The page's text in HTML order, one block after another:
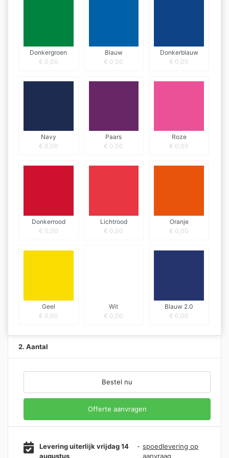
Donkergroen
€ 0,00
Blauw
€ 0,00
Donkerblauw
€ 0,00
Navy
€ 0,00
Paars
€ 0,00
Roze
€ 0,00
Donkerrood
€ 0,00
Lichtrood
€ 0,00
Oranje
€ 0,00
Geel
€ 0,00
Wit
€ 0,00
Blauw 2.0
€ 0,00
2. Aantal
Bestel nu
Offerte aanvragen
Levering uiterlijk vrijdag 14
augustus
- spoedlevering op
aanvraag